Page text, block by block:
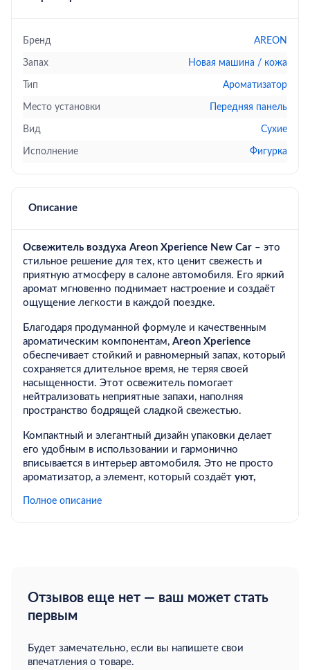
Бренд AREON
Запах Новая машина / кожа
Тип Ароматизатор
Место установки Передняя панель
Вид Сухие
Исполнение Фигурка
Описание
Освежитель воздуха Areon Xperience New Car – это
стильное решение для тех, кто ценит свежесть и
приятную атмосферу в салоне автомобиля. Его яркий
аромат мгновенно поднимает настроение и создаёт
ощущение легкости в каждой поездке.
Благодаря продуманной формуле и качественным
ароматическим компонентам, Areon Xperience
обеспечивает стойкий и равномерный запах, который
сохраняется длительное время, не теряя своей
насыщенности. Этот освежитель помогает
нейтрализовать неприятные запахи, наполняя
пространство бодрящей сладкой свежестью.
Компактный и элегантный дизайн упаковки делает
его удобным в использовании и гармонично
вписывается в интерьер автомобиля. Это не просто
ароматизатор, а элемент, который создаёт уют,
поездки.
Такой аромат станет отличным выбором для
активных людей, которые ценят динамику, позитив и
хотят, чтобы их автомобиль всегда ассоциировался с
Полное описание
Отзывов еще нет — ваш может стать
первым
Будет замечательно, если вы напишете свои
впечатления о товаре.